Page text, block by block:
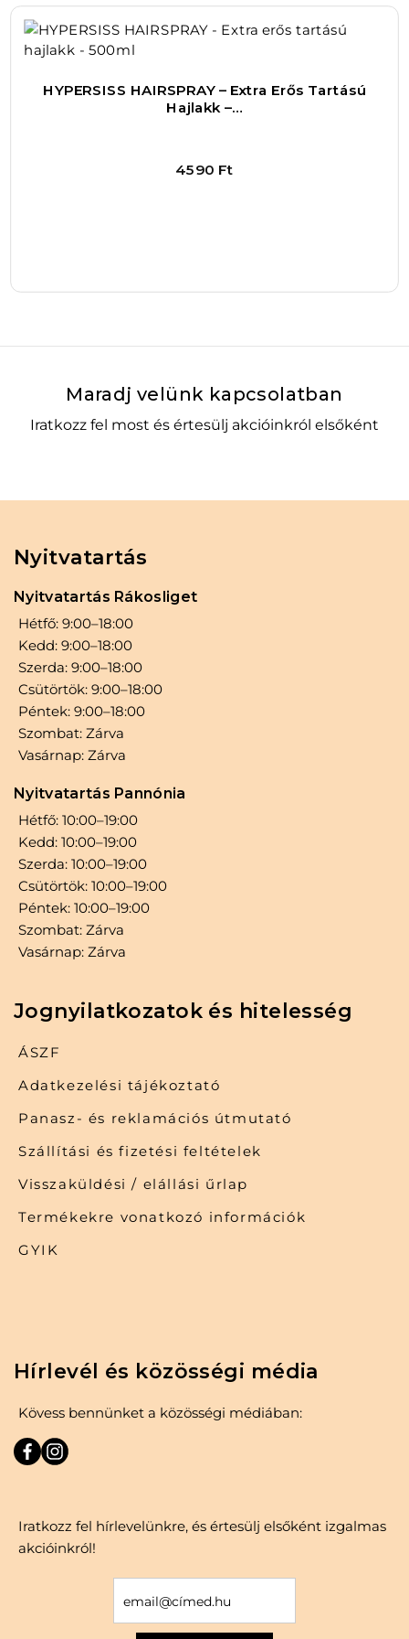
HYPERSISS HAIRSPRAY – Extra Erős Tartású
Hajlakk –…
4590 Ft
– 1 +
Kosárba
Maradj velünk kapcsolatban
Iratkozz fel most és értesülj akcióinkról elsőként
Nyitvatartás
Nyitvatartás Rákosliget
Hétfő: 9:00–18:00
Kedd: 9:00–18:00
Szerda: 9:00–18:00
Csütörtök: 9:00–18:00
Péntek: 9:00–18:00
Szombat: Zárva
Vasárnap: Zárva
Nyitvatartás Pannónia
Hétfő: 10:00–19:00
Kedd: 10:00–19:00
Szerda: 10:00–19:00
Csütörtök: 10:00–19:00
Péntek: 10:00–19:00
Szombat: Zárva
Vasárnap: Zárva
Jognyilatkozatok és hitelesség
ÁSZF
Adatkezelési tájékoztató
Panasz- és reklamációs útmutató
Szállítási és fizetési feltételek
Visszaküldési / elállási űrlap
Termékekre vonatkozó információk
GYIK
Hírlevél és közösségi média
Kövess bennünket a közösségi médiában:
Iratkozz fel hírlevelünkre, és értesülj elsőként izgalmas
akcióinkról!